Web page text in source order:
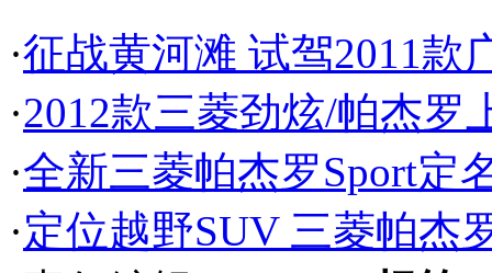
·征战黄河滩 试驾2011款
·2012款三菱劲炫/帕杰罗
·全新三菱帕杰罗Sport定
·定位越野SUV 三菱帕杰